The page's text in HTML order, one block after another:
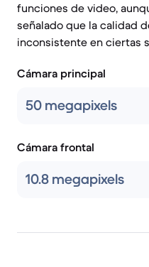
funciones de video,
señalado que la calidad
inconsistente en ciertas
Cámara principal
50 megapixels
Cámara frontal
10.8 megapixels